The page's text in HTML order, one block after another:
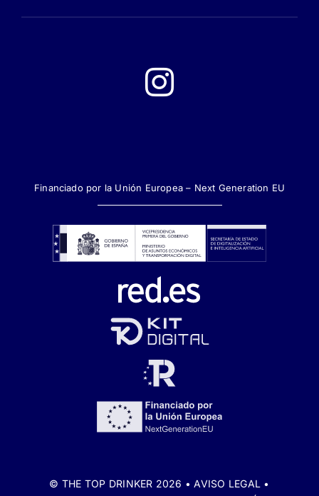
Financiado por la Unión Europea – Next Generation EU
© THE TOP DRINKER 2026 •AVISO LEGAL •